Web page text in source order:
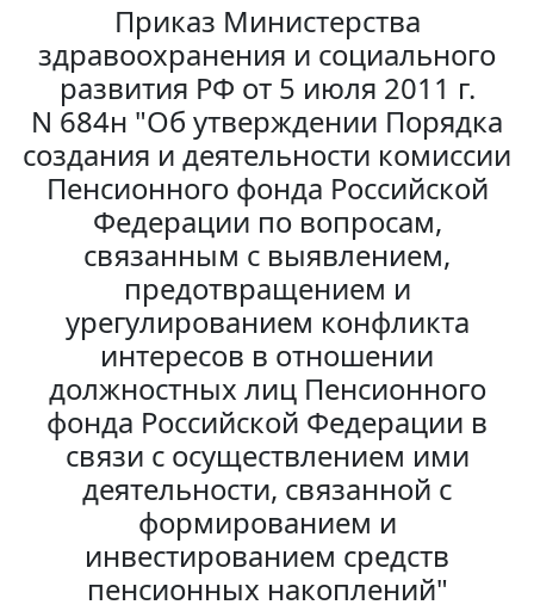
Приказ Министерства
здравоохранения и социального
развития РФ от 5 июля 2011 г.
N 684н "Об утверждении Порядка
создания и деятельности комиссии
Пенсионного фонда Российской
Федерации по вопросам,
связанным с выявлением,
предотвращением и
урегулированием конфликта
интересов в отношении
должностных лиц Пенсионного
фонда Российской Федерации в
связи с осуществлением ими
деятельности, связанной с
формированием и
инвестированием средств
пенсионных накоплений"